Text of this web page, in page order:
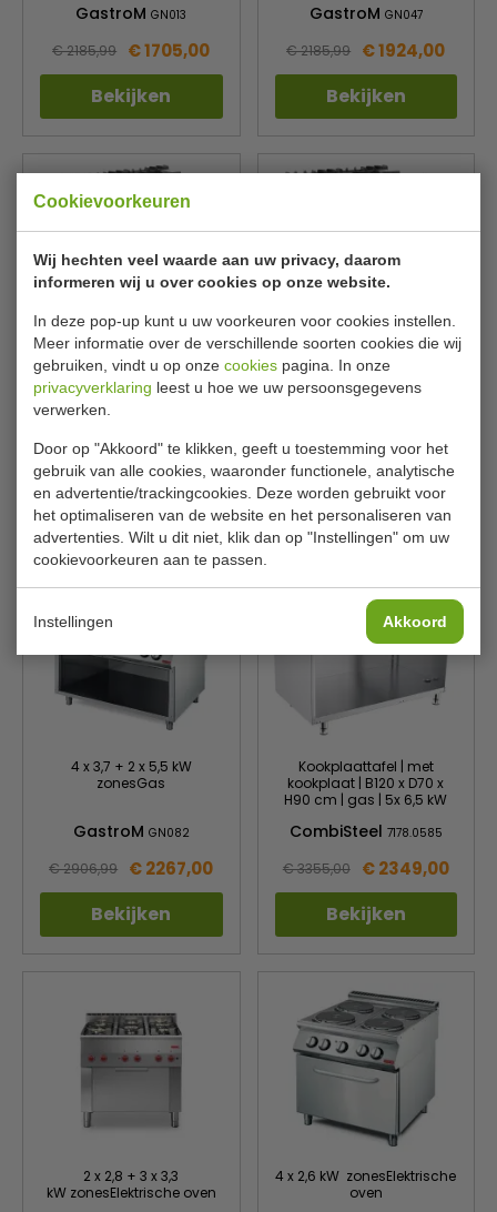
Cookievoorkeuren
Wij hechten veel waarde aan uw privacy, daarom
informeren wij u over cookies op onze website.
In deze pop-up kunt u uw voorkeuren voor cookies instellen.
Meer informatie over de verschillende soorten cookies die wij
gebruiken, vindt u op onze cookies pagina. In onze
privacyverklaring leest u hoe we uw persoonsgegevens
verwerken.
Door op "Akkoord" te klikken, geeft u toestemming voor het
gebruik van alle cookies, waaronder functionele, analytische
en advertentie/trackingcookies. Deze worden gebruikt voor
het optimaliseren van de website en het personaliseren van
advertenties. Wilt u dit niet, klik dan op "Instellingen" om uw
cookievoorkeuren aan te passen.
Instellingen Akkoord
GastroMGN013
€ 2185,99 € 1705,00
Bekijken
GastroM GN047
€ 2185,99 € 1924,00
Bekijken
Kooktafel | 6 branders |
B120 x D70 x H90 cm | gas
| 6x 6,5 kW
CombiSteel
€ 2845,00 € 1992,00
Bekijken
Gasfornuis | gasoven | 4
branders | B80 x D70 x H90
cm | 4x 6,5 kW
€ 3215,00 € 2251,00
Bekijken
4 x 3,7 + 2 x 5,5 kW
zonesGas
GastroM GN082
€ 2906,99 € 2267,00
Bekijken
Kookplaattafel | met
kookplaat | B120 x D70 x
H90 cm | gas | 5x 6,5 kW
CombiSteel 7178.0585
€ 3355,00 € 2349,00
Bekijken
2 x 2,8 + 3 x 3,3
kW zonesElektrische oven
4 x 2,6 kW zonesElektrische
oven